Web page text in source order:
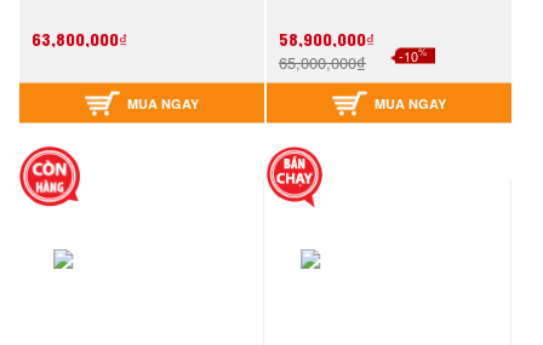
63,800,000₫
MUA NGAY
58,900,000₫
65,000,000₫ -10%
MUA NGAY